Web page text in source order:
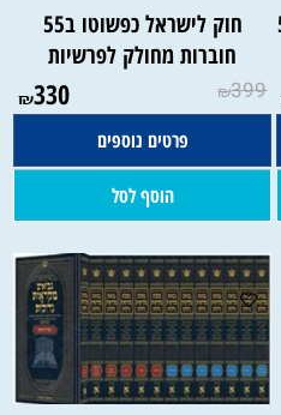
חוק לישראל כפשוטו ב55
חוברות מחולק לפרשיות
₪399
₪330
פרטים נוספים
הוסף לסל